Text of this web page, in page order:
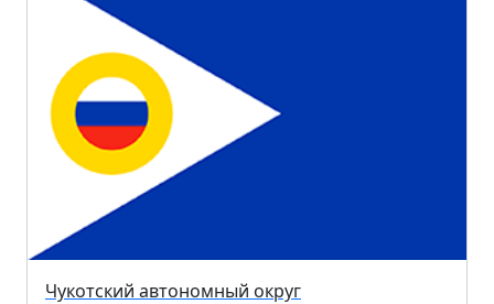
Чукотский автономный округ